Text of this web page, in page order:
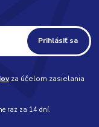
Prihlásiť sa
za účelom zasielania
raz za 14 dní.